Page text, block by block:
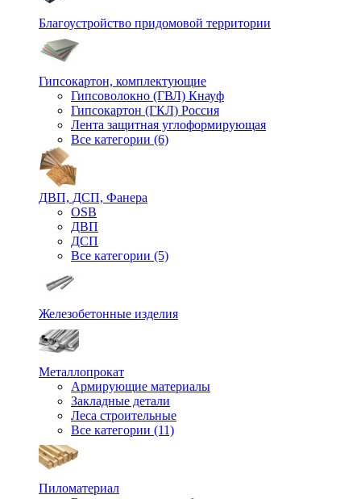
Благоустройство придомовой территории
Гипсокартон, комплектующие
Гипсоволокно (ГВЛ) Кнауф
Гипсокартон (ГКЛ) Россия
Лента защитная углоформирующая
Все категории (6)
ДВП, ДСП, Фанера
OSB
ДВП
ДСП
Все категории (5)
Железобетонные изделия
Металлопрокат
Армирующие материалы
Закладные детали
Леса строительные
Все категории (11)
Пиломатериал